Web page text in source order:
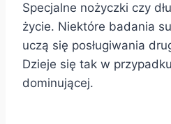
Specjalne nożyczki czy
życie. Niektóre badania
uczą się posługiwania
Dzieje się tak w
dominującej.